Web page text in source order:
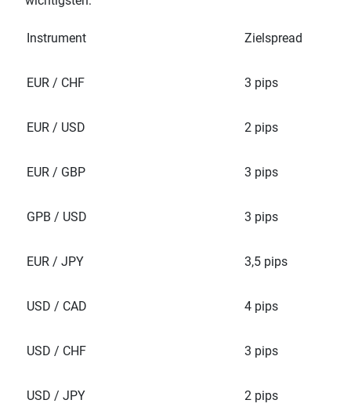
Instrument Zielspread
EUR / CHF 3 pips
EUR / USD 2 pips
EUR / GBP 3 pips
GPB / USD 3 pips
EUR / JPY 3,5 pips
USD / CAD 4 pips
USD / CHF 3 pips
USD / JPY 2 pips